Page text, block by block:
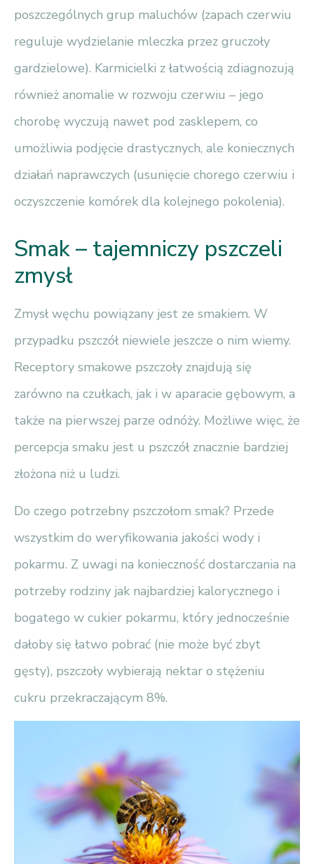
poszczególnych grup maluchów (zapach czerwiu
reguluje wydzielanie mleczka przez gruczoły
gardzielowe). Karmicielki z łatwością zdiagnozują
również anomalie w rozwoju czerwiu – jego
chorobę wyczują nawet pod zasklepem, co
umożliwia podjęcie drastycznych, ale koniecznych
działań naprawczych (usunięcie chorego czerwiu i
oczyszczenie komórek dla kolejnego pokolenia).
Smak – tajemniczy pszczeli
zmysł
Zmysł węchu powiązany jest ze smakiem. W
przypadku pszczół niewiele jeszcze o nim wiemy.
Receptory smakowe pszczoły znajdują się
zarówno na czułkach, jak i w aparacie gębowym, a
także na pierwszej parze odnóży. Możliwe więc, że
percepcja smaku jest u pszczół znacznie bardziej
złożona niż u ludzi.
Do czego potrzebny pszczołom smak? Przede
wszystkim do weryfikowania jakości wody i
pokarmu. Z uwagi na konieczność dostarczania na
potrzeby rodziny jak najbardziej kalorycznego i
bogatego w cukier pokarmu, który jednocześnie
dałoby się łatwo pobrać (nie może być zbyt
gęsty), pszczoły wybierają nektar o stężeniu
cukru przekraczającym 8%.